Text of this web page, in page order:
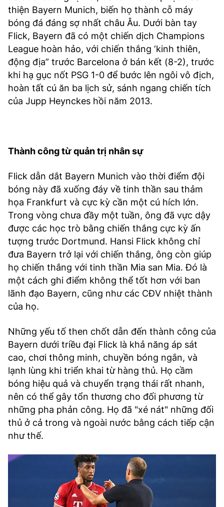
thiện Bayern Munich, biến họ thành cỗ máy
bóng đá đáng sợ nhất châu Âu. Dưới bàn tay
Flick, Bayern đã có một chiến dịch Champions
League hoàn hảo, với chiến thắng ‘kinh thiên,
động địa” trước Barcelona ở bán kết (8-2), trước
khi hạ gục nốt PSG 1-0 để bước lên ngôi vô địch,
hoàn tất cú ăn ba lịch sử, sánh ngang chiến tích
của Jupp Heynckes hồi năm 2013.
Thành công từ quản trị nhân sự
Flick dẫn dắt Bayern Munich vào thời điểm đội
bóng này đã xuống đáy về tinh thần sau thảm
họa Frankfurt và cực kỳ cần một cú hích lớn.
Trong vòng chưa đầy một tuần, ông đã vực dậy
được các học trò bằng chiến thắng cực kỳ ấn
tượng trước Dortmund. Hansi Flick không chỉ
đưa Bayern trở lại với chiến thắng, ông còn giúp
họ chiến thắng với tinh thần Mia san Mia. Đó là
một cách ghi điểm không thể tốt hơn với ban
lãnh đạo Bayern, cũng như các CĐV nhiệt thành
của họ.
Những yếu tố then chốt dẫn đến thành công của
Bayern dưới triều đại Flick là khả năng áp sát
cao, chơi thông minh, chuyền bóng ngắn, và
lạnh lùng khi triển khai từ hàng thủ. Họ cầm
bóng hiệu quả và chuyển trạng thái rất nhanh,
nên có thể gây tổn thương cho đối phương từ
những pha phản công. Họ đã "xé nát" những đối
thủ ở cả trong và ngoài nước bằng cách tiếp cận
như thế.